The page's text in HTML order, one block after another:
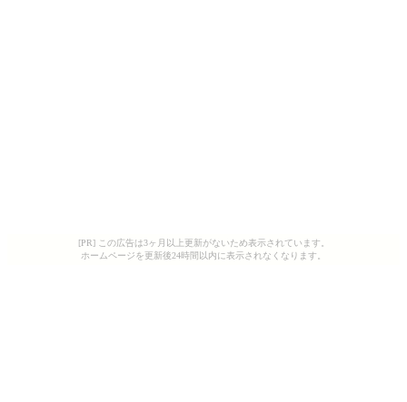
[PR] この広告は3ヶ月以上更新がないため表示されています。
ホームページを更新後24時間以内に表示されなくなります。